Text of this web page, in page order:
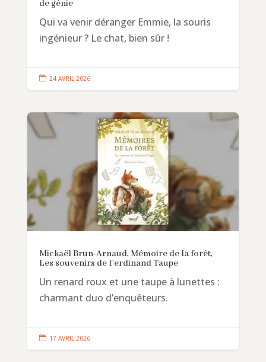
de génie
Qui va venir déranger Emmie, la souris
ingénieur ? Le chat, bien sûr !
 24 AVRIL 2026
Mickaël Brun-Arnaud, Mémoire de la forêt,
Les souvenirs de Ferdinand Taupe
Un renard roux et une taupe à lunettes :
charmant duo d’enquêteurs.
 17 AVRIL 2026